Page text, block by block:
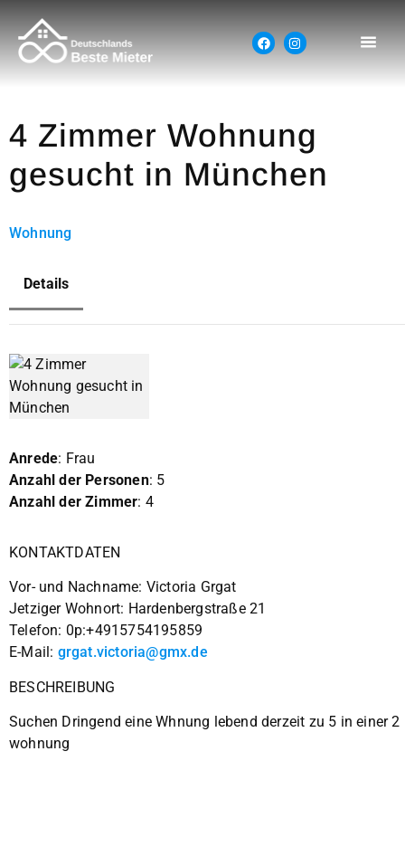
4 Zimmer Wohnung
gesucht in München
Wohnung
Details
Anrede: Frau
Anzahl der Personen: 5
Anzahl der Zimmer: 4
KONTAKTDATEN
Vor- und Nachname: Victoria Grgat
Jetziger Wohnort: Hardenbergstraße 21
Telefon: 0p:+4915754195859
E-Mail: grgat.victoria@gmx.de
BESCHREIBUNG
Suchen Dringend eine Whnung lebend derzeit zu 5 in einer 2
wohnung